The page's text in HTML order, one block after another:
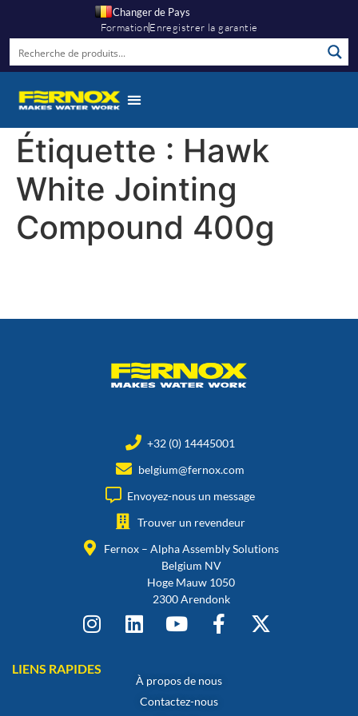
Changer de Pays
FormationEnregistrer la garantie
Étiquette : Hawk
White Jointing
Compound 400g
+32 (0) 14445001
belgium@fernox.com
Envoyez-nous un message
Trouver un revendeur
Fernox – Alpha Assembly Solutions
Belgium NV
Hoge Mauw 1050
2300 Arendonk
LIENS RAPIDES
À propos de nous
Contactez-nous